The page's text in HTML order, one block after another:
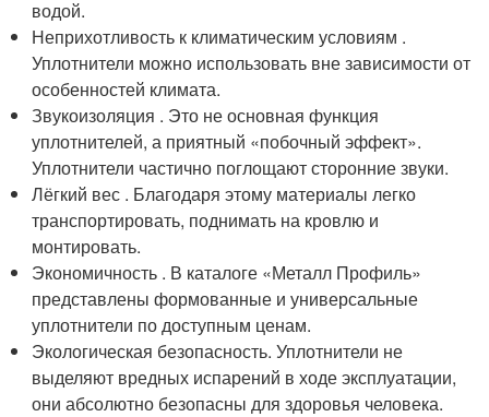
водой.
Неприхотливость к климатическим условиям .
Уплотнители можно использовать вне зависимости от
особенностей климата.
Звукоизоляция . Это не основная функция
уплотнителей, а приятный «побочный эффект».
Уплотнители частично поглощают сторонние звуки.
Лёгкий вес . Благодаря этому материалы легко
транспортировать, поднимать на кровлю и
монтировать.
Экономичность . В каталоге «Металл Профиль»
представлены формованные и универсальные
уплотнители по доступным ценам.
Экологическая безопасность. Уплотнители не
выделяют вредных испарений в ходе эксплуатации,
они абсолютно безопасны для здоровья человека.